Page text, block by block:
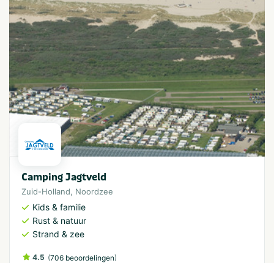
Camping Jagtveld
Zuid-Holland, Noordzee
Kids & familie
Rust & natuur
Strand & zee
4.5 (706 beoordelingen)